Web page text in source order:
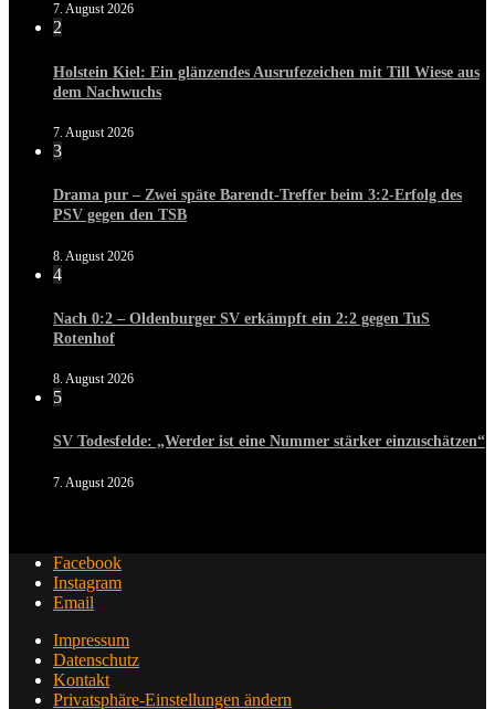
7. August 2026
2
Holstein Kiel: Ein glänzendes Ausrufezeichen mit Till Wiese aus
dem Nachwuchs
7. August 2026
3
Drama pur – Zwei späte Barendt-Treffer beim 3:2-Erfolg des
PSV gegen den TSB
8. August 2026
4
Nach 0:2 – Oldenburger SV erkämpft ein 2:2 gegen TuS
Rotenhof
8. August 2026
5
SV Todesfelde: „Werder ist eine Nummer stärker einzuschätzen“
7. August 2026
Facebook
Instagram
Email
Impressum
Datenschutz
Kontakt
Privatsphäre-Einstellungen ändern